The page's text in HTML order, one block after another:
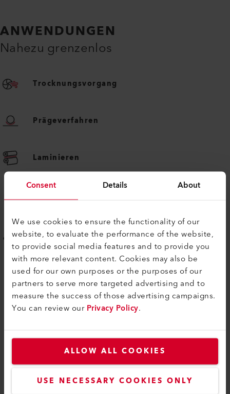
Consent Details About
We use cookies to ensure the functionality of our
website, to evaluate the performance of the website,
to provide social media features and to provide you
with more relevant content. Cookies may also be
used for our own purposes or the purposes of our
partners to serve more targeted advertising and to
measure the success of those advertising campaigns.
You can review ourPrivacy Policy.
ALLOW ALL COOKIES
USE NECESSARY COOKIES ONLY
ANWENDUNGEN
Nahezu grenzenlos
Trocknungsvorgang
Prägeverfahren
Laminieren
Beschichtungsprozess
ÄHNLICHE PRODUKTE
Das Beste oder nichts